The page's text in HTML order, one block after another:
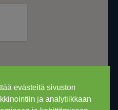
evästeitä sivuston
ja analytiikkaan